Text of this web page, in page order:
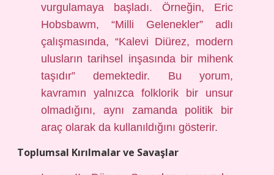
vurgulamaya başladı. Örneğin, Eric
Hobsbawm, “Milli Gelenekler” adlı
çalışmasında, “Kalevi Diürez, modern
ulusların tarihsel inşasında bir mihenk
taşıdır” demektedir. Bu yorum,
kavramın yalnızca folklorik bir unsur
olmadığını, aynı zamanda politik bir
araç olarak da kullanıldığını gösterir.
Toplumsal Kırılmalar ve Savaşlar